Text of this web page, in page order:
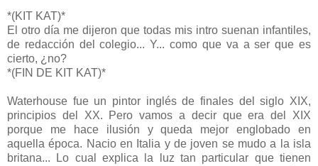
*(KIT KAT)*
El otro día me dijeron que todas mis intro suenan infantiles,
de redacción del colegio... Y... como que va a ser que es
cierto, ¿no?
*(FIN DE KIT KAT)*
Waterhouse fue un pintor inglés de finales del siglo XIX,
principios del XX. Pero vamos a decir que era del XIX
porque me hace ilusión y queda mejor englobado en
aquella época. Nacio en Italia y de joven se mudo a la isla
britana... Lo cual explica la luz tan particular que tienen